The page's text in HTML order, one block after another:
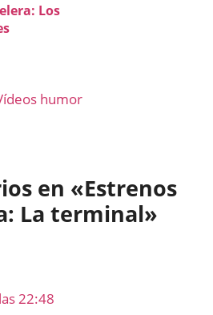
Los
humor
en «Estrenos
La terminal»
22:48